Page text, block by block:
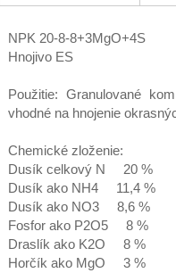
NPK 20-8-8+3MgO+4S
Hnojivo ES
Použitie: Granulované
vhodné na hnojenie
Chemické zloženie:
Dusík celkový N 20
Dusík ako NH4 11,4
Dusík ako NO3 8,6
Fosfor ako P2O5 8
Draslík ako K2O 8
Horčík ako MgO 3